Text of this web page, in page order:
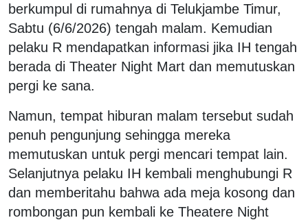
berkumpul di rumahnya di Telukjambe Timur,
Sabtu (6/6/2026) tengah malam. Kemudian
pelaku R mendapatkan informasi jika IH tengah
berada di Theater Night Mart dan memutuskan
pergi ke sana.
Namun, tempat hiburan malam tersebut sudah
penuh pengunjung sehingga mereka
memutuskan untuk pergi mencari tempat lain.
Selanjutnya pelaku IH kembali menghubungi R
dan memberitahu bahwa ada meja kosong dan
rombongan pun kembali ke Theatere Night